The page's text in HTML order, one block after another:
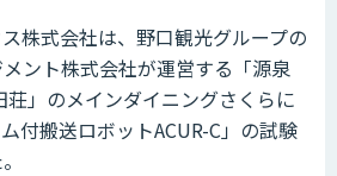
株式会社は、野口観光グループの
ント株式会社が運営する「源泉
荘」のメインダイニングさくらに
付搬送ロボットACUR-C」の試験